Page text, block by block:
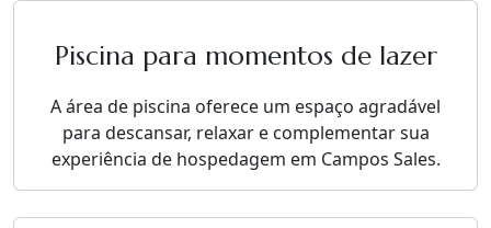
Piscina para momentos de lazer
A área de piscina oferece um espaço agradável
para descansar, relaxar e complementar sua
experiência de hospedagem em Campos Sales.